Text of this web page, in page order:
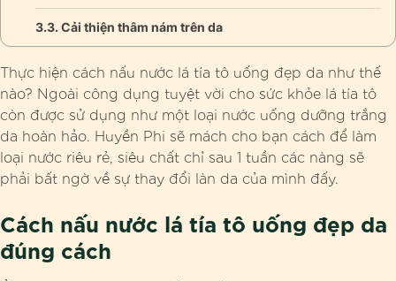
Cải thiện thâm nám trên da
Thực hiện cách nấu nước lá tía tô uống đẹp da như thế
nào? Ngoài công dụng tuyệt vời cho sức khỏe lá tía tô
còn được sử dụng như một loại nước uống dưỡng trắng
da hoàn hảo. Huyền Phi sẽ mách cho bạn cách để làm
loại nước riêu rẻ, siêu chất chỉ sau 1 tuần các nàng sẽ
phải bất ngờ về sự thay đổi làn da của mình đấy.
Cách nấu nước lá tía tô uống đẹp da
đúng cách